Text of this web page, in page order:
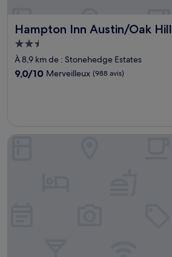
Hampton Inn Austin/Oak Hill
Hampton Inn Austin/Oak Hill
Hébergement
2.5 étoiles
À 8,9 km de : Stonehedge Estates
9.0
9,0/10 Merveilleux (988 avis)
Moxy Austin - University